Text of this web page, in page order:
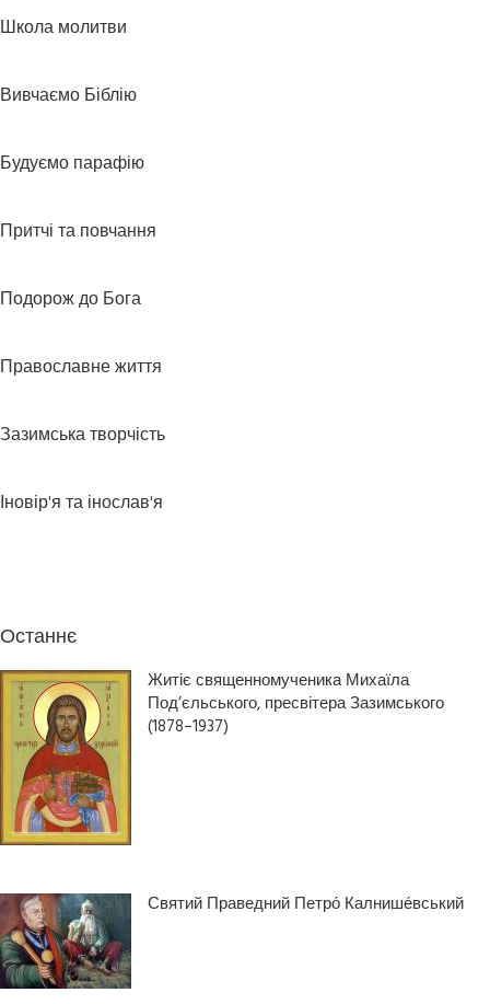
Школа молитви
Вивчаємо Біблію
Будуємо парафію
Притчі та повчання
Подорож до Бога
Православне життя
Зазимська творчість
Іновір'я та інослав'я
Останнє
Житіє священномученика Михаїла
Под’єльського, пресвітера Зазимського
(1878–1937)
Святий Праведний Петро́ Калнише́вський